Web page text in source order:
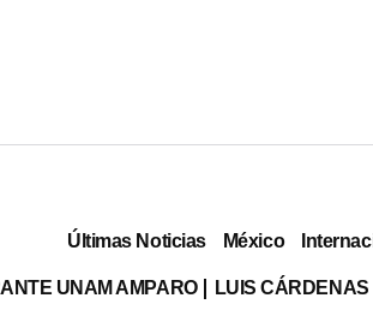
Últimas Noticias México
UNAM AMPARO LUIS CÁRDENAS